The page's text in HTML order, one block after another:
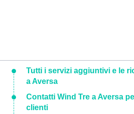
Tutti i servizi aggiuntivi e le
a Aversa
Contatti Wind Tre a Aversa
clienti